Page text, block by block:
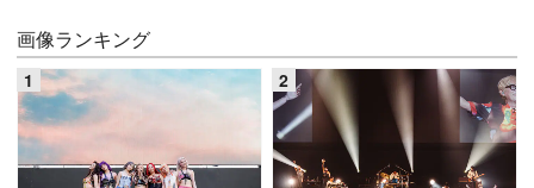
画像ランキング